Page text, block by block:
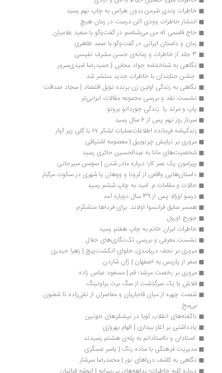
خاطرات وندی شرمن بدون هراس به چاپ نهم رسید
انتشار خاطرات وودی آلن درست در زمان هیچ
حاج قاسمی که من می‌شناسم در گفت‌وگو با سعید علامیان
رمان و داستان ایرانی در گفت‌وگو با صمد طاهری
نگاهی به شناختنامه جواد مجابی | حمیدرضا امیدی‌سرور
جشن حنابندان با خاطرات جدید منتشر شد
نگاهی به زندگی اولین زن برنده نوبل اقتصاد | سجاد صداقت
نشست نقد و بررسی مجموعه مقالات ایرانی‌تر
پاپ و مرتد یا  زندگی جوردانو برونو
سرباز روز نهم پس از 6 سال رسید
زندگینامه فرمانده اطلاعات‌عملیات لشکر ۲۷ با گلی زیر آوار
مروری بر نیایش چرنوبیل | معصومه اشتیاقی
شخصیت‌های مانا به عبدالحسین حائری رسید
پیرامون یک عمر کار؛ درباره مادر شدن | سوسن سیرجانی
داستان‌هایی واقعی از کرونا و ووهان یا شهری در سکوت مرگبار
حالات و مقامات م. امید به چاپ ششم رسید
درسو اوزالا پس از 39 سال دوباره آمد
همسر سابق فرانسوا اولاند: برای فرداها متشکرم
جورج اورول
خاطرات ایران خانم به چاپ هفتم رسید
نشست معرفی و بررسی تک‌نگاری‌های جلال
مروری بر نجف دریابندی، حلوای انگشت‌پیچ | زهرا حیدری
سفر از پاریس به اصفهان | ژان شاردن
مروری بر رخصت مرشد؛ قم | مسعود عباس زاده
فلاش یا یک سرگذشت از سگ برت براونینگ
ناگفته‌های انقلاب کوبا در نیشکرهای خونین
یادداشتی بر آغاز بیداری | الهام بهروزی
استادان و نااستادانم به پله‌‌ی هشتم رسیدند
مدیریت فرهنگی با ساده رنگ | یاسر عسگری
نگاهی به کاشف دریاهای نور | محمدرضا سرشار